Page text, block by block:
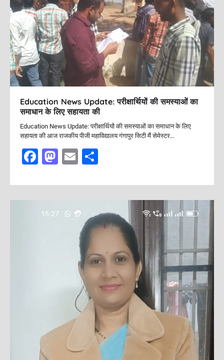
a
t
i
o
n
Education News Update: परीक्षार्थियों की समस्याओं का
समाधान के लिए सहायता की
Education News Update: परीक्षार्थियों की समस्याओं का समाधान के लिए
सहायता की आज राजकीय पीजी महाविद्यालय गंगापुर सिटी मैं सेमेस्टर…
F
c
b
M
st
d
E
ai ar